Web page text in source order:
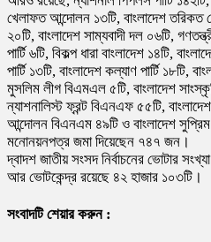
খেলাফত আন্দোলন ১৩টি, বাংলাদেশ তরিকত
২০টি, বাংলাদেশ সাম্যবাদী দল ০৬টি,
পার্টি ৬টি, বিকল্প ধারা বাংলাদেশ ১৪টি,
পার্টি ১৩টি, বাংলাদেশ কল্যাণ পার্টি ১৮টি,
মুসলিম লীগ বিএমএল ৫টি, বাংলাদেশ
ন্যাশনালিস্ট ফ্রন্ট বিএনএফ ৫৫টি,
আন্দোলন বিএনএম ৪৯টি ও বাংলাদেশ সুপ্রিম
মনোনয়নপত্র জমা দিয়েছেন ৭৪৭ জন।
দ্বাদশ জাতীয় সংসদ নির্বাচনের ভোটার
আর ভোটকেন্দ্র রয়েছে ৪২ হাজার ১০৩টি।
সংবাদটি শেয়ার করুন :